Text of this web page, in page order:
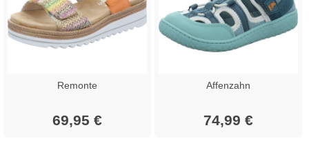
Remonte
69,95 €
Affenzahn
74,99 €